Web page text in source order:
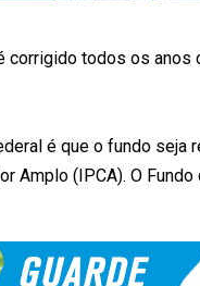
corrigido todos os
é que o fundo seja
Amplo (IPCA). O